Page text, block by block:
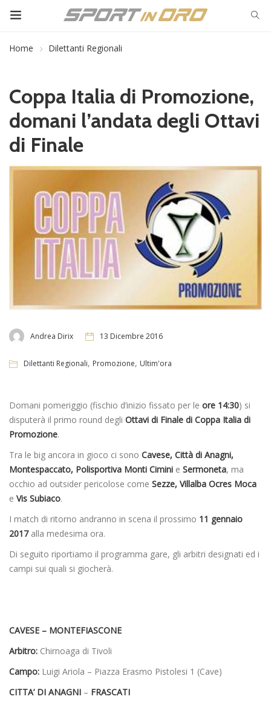
Home Dilettanti Regionali
Coppa Italia di Promozione,
domani l’andata degli Ottavi
di Finale
Andrea Dirix 13 Dicembre 2016
Dilettanti Regionali, Promozione, Ultim'ora
Domani pomeriggio (fischio d’inizio fissato per le ore 14:30) si
disputerà il primo round degli Ottavi di Finale di Coppa Italia di
Promozione.
Tra le big ancora in gioco ci sono Cavese, Città di Anagni,
Montespaccato, Polisportiva Monti Cimini e Sermoneta, ma
occhio ad outsider pericolose come Sezze, Villalba Ocres Moca
e Vis Subiaco.
I match di ritorno andranno in scena il prossimo 11 gennaio
2017alla medesima ora.
Di seguito riportiamo il programma gare, gli arbitri designati ed i
campi sui quali si giocherà.
CAVESE – MONTEFIASCONE
Arbitro: Chirnoaga di Tivoli
Campo: Luigi Ariola – Piazza Erasmo Pistolesi 1 (Cave)
CITTA’ DI ANAGNI – FRASCATI